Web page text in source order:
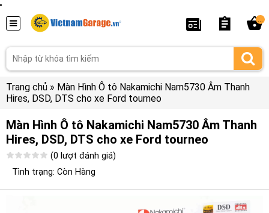
Trang chủ » Màn Hình Ô tô Nakamichi Nam5730 Âm Thanh
Hires, DSD, DTS cho xe Ford tourneo
Màn Hình Ô tô Nakamichi Nam5730 Âm Thanh
Hires, DSD, DTS cho xe Ford tourneo
(0 lượt đánh giá)
Tình trạng: Còn Hàng